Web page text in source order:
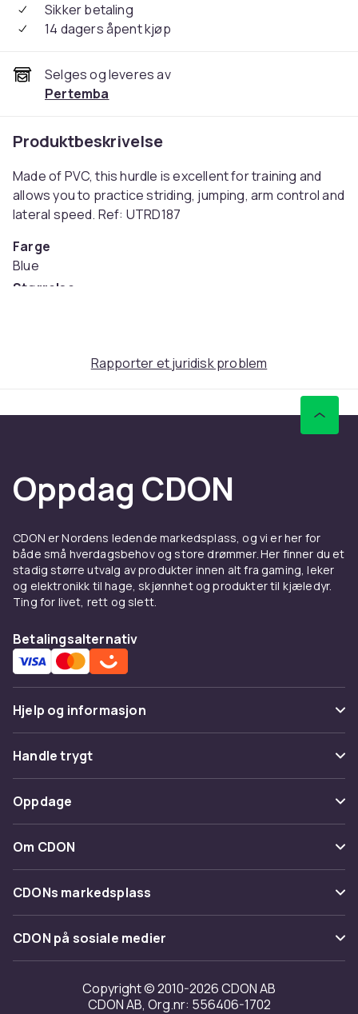
Sikker betaling
14 dagers åpent kjøp
Selges og leveres av
Pertemba
Produktbeskrivelse
Made of PVC, this hurdle is excellent for training and
allows you to practice striding, jumping, arm control and
lateral speed. Ref: UTRD187
Farge
Blue
Størrelse
Rapporter et juridisk problem
Oppdag CDON
CDON er Nordens ledende markedsplass, og vi er her for
både små hverdagsbehov og store drømmer. Her finner du et
stadig større utvalg av produkter innen alt fra gaming, leker
og elektronikk til hage, skjønnhet og produkter til kjæledyr.
Ting for livet, rett og slett.
Betalingsalternativ
Hjelp og informasjon
Vanlige spørsmål
Spor pakke
Angre & returner her
Kontakt oss
Handle trygt
Betaling
Levering
Tilbakekallinger
Oppdage
Kategorier
Varemerker
Om CDON
Om oss
Kundeanmeldelser
Jobbe på CDON
Investor relations
CDONs markedsplass
Merchant Help Center
CDON på sosiale medier
Copyright © 2010-2026 CDON AB
CDON AB, Org.nr: 556406-1702